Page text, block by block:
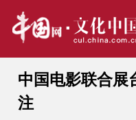
中国电影联合展
注